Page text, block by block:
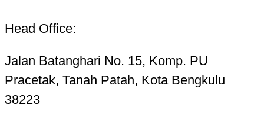
Head Office:
Jalan Batanghari No. 15, Komp. PU
Pracetak, Tanah Patah, Kota Bengkulu
38223